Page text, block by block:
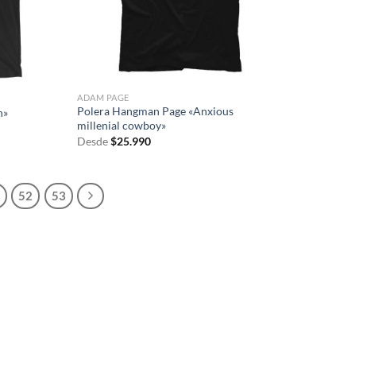
ADAM PAGE
Polera Hangman Page «Anxious
millenial cowboy»
Desde$25.990
52 53